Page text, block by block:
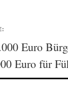
Euro
Euro für